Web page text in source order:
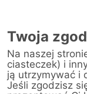
Warsztat
Strona główna/
Twoja
Na naszej
ciasteczek) i
ją utrzymywać i
Jeśli zgodzisz